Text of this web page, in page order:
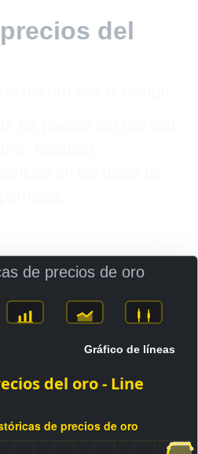
del
de precios de oro
Gráfico de líneas